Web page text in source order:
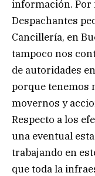
información. Por
Despachantes
Cancillería, en
tampoco nos
de autoridades
porque tenemos
movernos y
Respecto a los
una eventual
trabajando en
que toda la